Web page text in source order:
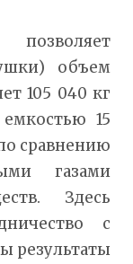
позволяет
объем
105 040 кг
15
сравнению
газами
Здесь
с
результаты